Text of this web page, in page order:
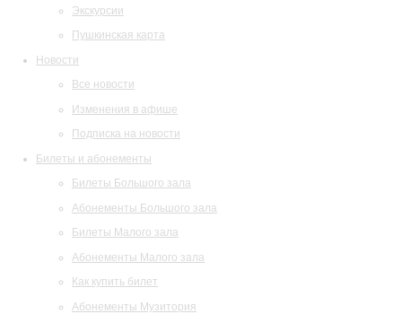
Экскурсии
Пушкинская карта
Новости
Все новости
Изменения в афише
Подписка на новости
Билеты и абонементы
Билеты Большого зала
Абонементы Большого зала
Билеты Малого зала
Абонементы Малого зала
Как купить билет
Абонементы Музитория